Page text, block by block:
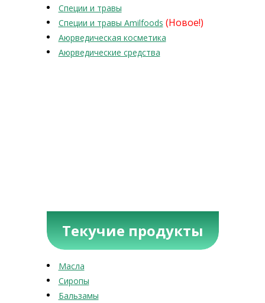
Специи и травы
Специи и травы Amilfoods (Новое!)
Аюрведическая косметика
Аюрведические средства
Текучие продукты
Масла
Сиропы
Бальзамы